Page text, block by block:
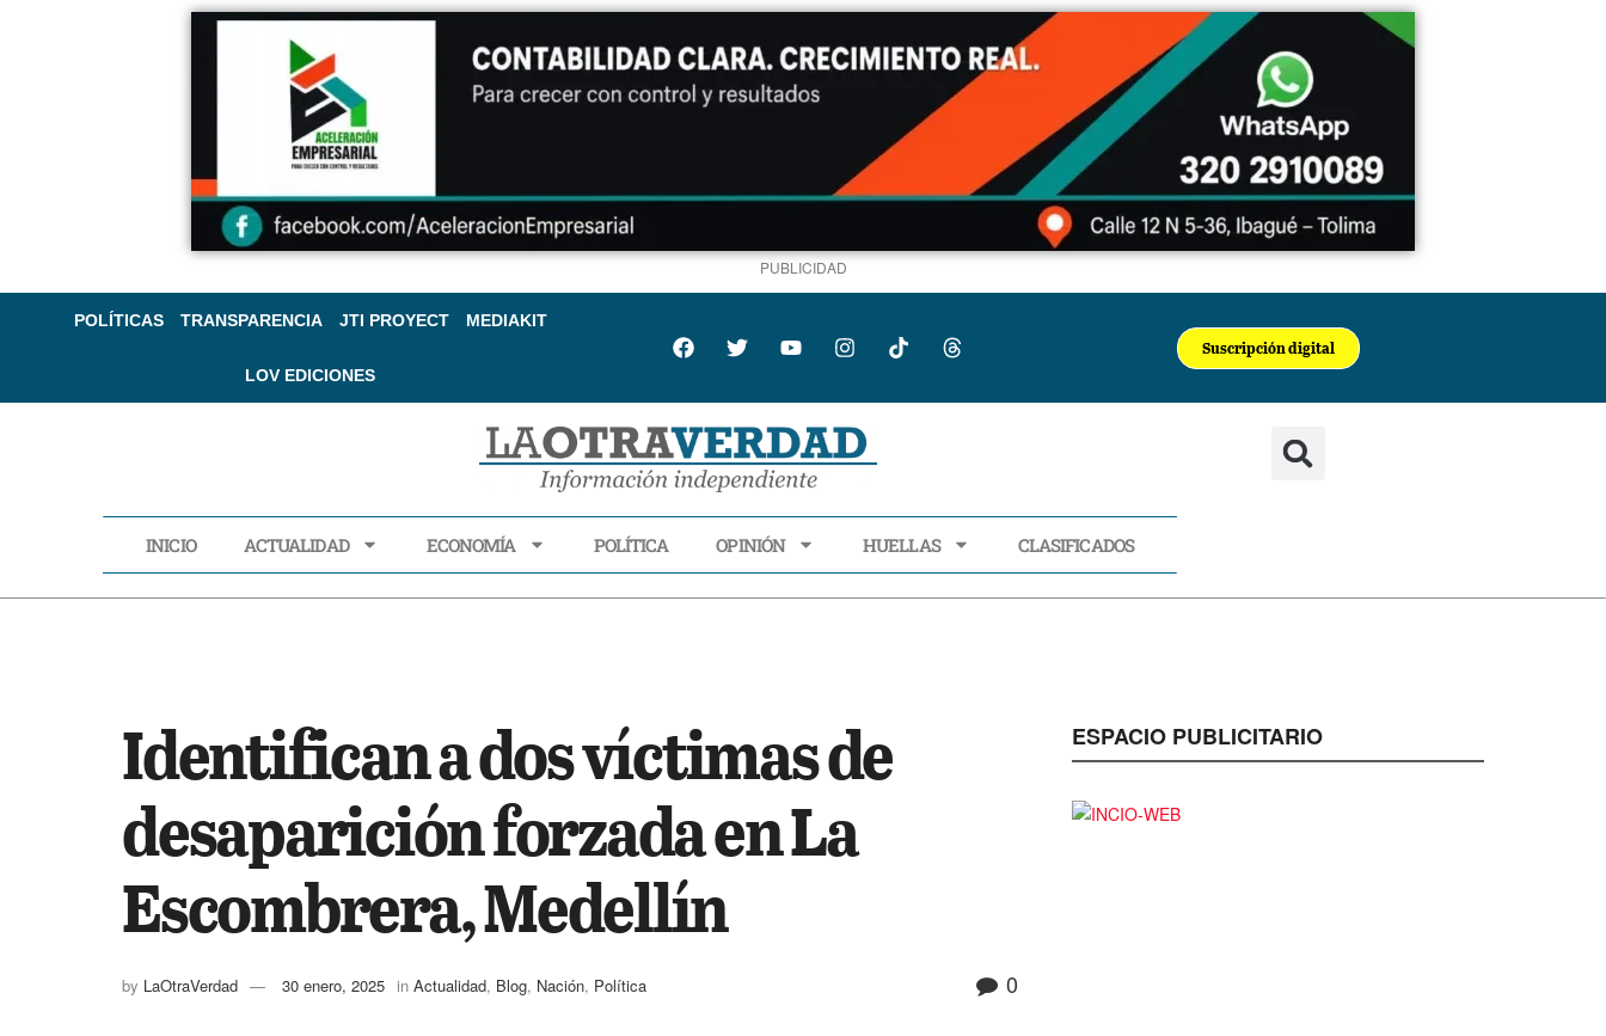
PUBLICIDAD
POLÍTICAS TRANSPARENCIA JTI PROYECT MEDIAKIT
LOV EDICIONES
Suscripción digital
INICIO ACTUALIDAD ECONOMÍA POLÍTICA OPINIÓN HUELLAS CLASIFICADOS
Identifican a dos víctimas de
desaparición forzada en La
Escombrera, Medellín
by LaOtraVerdad 30 enero, 2025 in Actualidad, Blog, Nación, Política 0
ESPACIO PUBLICITARIO